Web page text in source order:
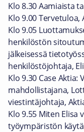
Klo 8.30 Aamiaista
Klo 9.00 Tervetuloa,
Klo 9.05
henkilöstön
jälkeisessä
henkilöstöjohtaja,
Klo 9.30 Case
mahdollistajana,
viestintäjohtaja,
Klo 9.55 Miten
työympäristön